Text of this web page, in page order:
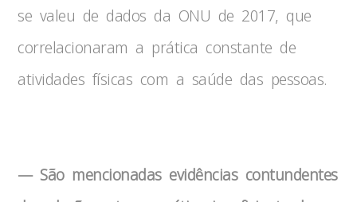
se valeu de dados da ONU de 2017, que
correlacionaram a prática constante de
atividades físicas com a saúde das pessoas.
— São mencionadas evidências contundentes